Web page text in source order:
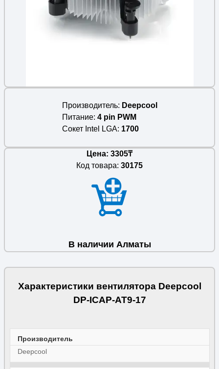
Производитель
Deepcool
Питание 4 pin PWM
Сокет Intel LGA 1700
Цена: 3305₸
Код товара: 30175
В наличии Алматы
Характеристики вентилятора Deepcool
DP-ICAP-AT9-17
Производитель
Deepcool